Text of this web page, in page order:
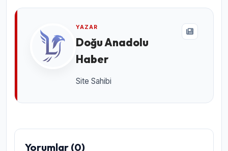
YAZAR
Doğu Anadolu
Haber
Site Sahibi
Yorumlar (0)